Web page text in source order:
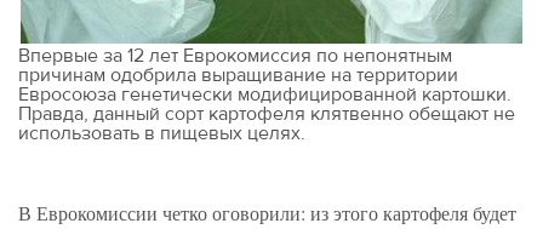
Впервые за 12 лет Еврокомиссия по непонятным
причинам одобрила выращивание на территории
Евросоюза генетически модифицированной картошки.
Правда, данный сорт картофеля клятвенно обещают не
использовать в пищевых целях.
В Еврокомиссии четко оговорили: из этого картофеля будет